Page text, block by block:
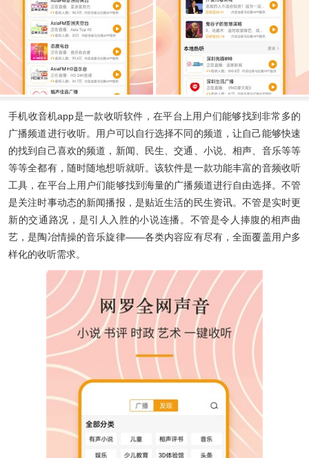
手机收音机app是一款收听软件，在平台上用户们能够找到非常多的
广播频道进行收听。用户可以自行选择不同的频道，让自己能够快速
的找到自己喜欢的频道，新闻、民生、交通、小说、相声、音乐等等
等等全都有，随时随地想听就听。该软件是一款功能丰富的音频收听
工具，在平台上用户们能够找到海量的广播频道进行自由选择。不管
是关注时事动态的新闻播报，是贴近生活的民生资讯。不管是实时更
新的交通路况，是引人入胜的小说连播。不管是令人捧腹的相声曲
艺，是陶冶情操的音乐旋律——各类内容应有尽有，全面覆盖用户多
样化的收听需求。